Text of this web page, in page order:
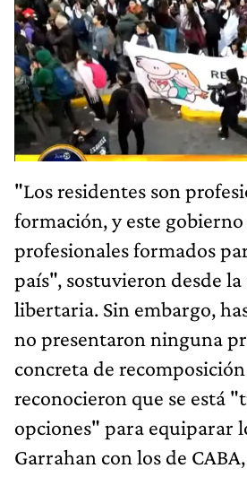
"Los residentes son
formación, y este
profesionales formados
país", sostuvieron desde
libertaria. Sin embargo,
no presentaron ninguna
concreta de
reconocieron que se está
opciones" para equiparar
Garrahan con los de